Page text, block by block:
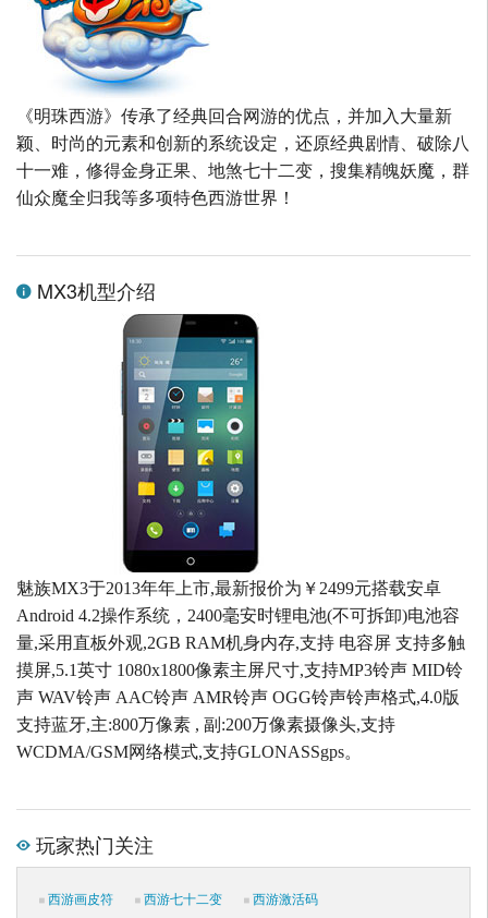
《明珠西游》传承了经典回合网游的优点，并加入大量新
颖、时尚的元素和创新的系统设定，还原经典剧情、破除八
十一难，修得金身正果、地煞七十二变，搜集精魄妖魔，群
仙众魔全归我等多项特色西游世界！
MX3机型介绍
魅族MX3于2013年年上市,最新报价为￥2499元搭载安卓
Android 4.2操作系统，2400毫安时锂电池(不可拆卸)电池容
量,采用直板外观,2GB RAM机身内存,支持 电容屏 支持多触
摸屏,5.1英寸 1080x1800像素主屏尺寸,支持MP3铃声 MID铃
声 WAV铃声 AAC铃声 AMR铃声 OGG铃声铃声格式,4.0版
支持蓝牙,主:800万像素 , 副:200万像素摄像头,支持
WCDMA/GSM网络模式,支持GLONASSgps。
玩家热门关注
西游画皮符 西游七十二变
西游激活码